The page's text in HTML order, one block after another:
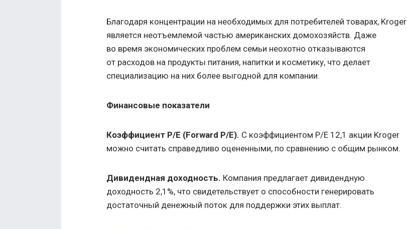
Благодаря концентрации на необходимых для потребителей товарах, Kroger
является неотъемлемой частью американских домохозяйств. Даже
во время экономических проблем семьи неохотно отказываются
от расходов на продукты питания, напитки и косметику, что делает
специализацию на них более выгодной для компании.
Финансовые показатели
Коэффициент P/E (Forward P/E). С коэффициентом P/E 12,1 акции Kroger
можно считать справедливо оцененными, по сравнению с общим рынком.
Дивидендная доходность. Компания предлагает дивидендную
доходность 2,1%, что свидетельствует о способности генерировать
достаточный денежный поток для поддержки этих выплат.